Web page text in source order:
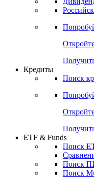
Поиск
Поиск
ETF & Funds